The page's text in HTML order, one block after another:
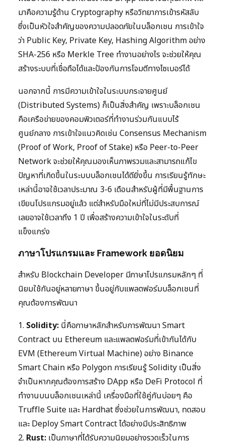
มาคือความรู้ด้าน Cryptography หรือวิทยาการเข้ารหัสลับ
ซึ่งเป็นหัวใจสำคัญของความปลอดภัยในบล็อกเชน การเข้าใจ
ว่า Public Key, Private Key, Hashing Algorithm อย่าง
SHA-256 หรือ Merkle Tree ทำงานอย่างไร จะช่วยให้คุณ
สร้างระบบที่เชื่อถือได้และป้องกันการโจมตีทางไซเบอร์ได้
นอกจากนี้ การมีความเข้าใจในระบบกระจายศูนย์
(Distributed Systems) ก็เป็นสิ่งสำคัญ เพราะบล็อกเชน
คือเครือข่ายของคอมพิวเตอร์ที่ทำงานร่วมกันแบบไร้
ศูนย์กลาง การเข้าใจแนวคิดเช่น Consensus Mechanism
(Proof of Work, Proof of Stake) หรือ Peer-to-Peer
Network จะช่วยให้คุณมองเห็นภาพรวมและสามารถแก้ไข
ปัญหาที่เกิดขึ้นในระบบบล็อกเชนได้ดียิ่งขึ้น การเรียนรู้ทักษะ
เหล่านี้อาจใช้เวลาประมาณ 3-6 เดือนสำหรับผู้ที่มีพื้นฐานการ
เขียนโปรแกรมอยู่แล้ว แต่สำหรับมือใหม่ที่ไม่มีประสบการณ์
เลยอาจใช้เวลาถึง 1 ปี เพื่อสร้างความเข้าใจในระดับที่
แข็งแกร่ง
ภาษาโปรแกรมและ Framework ยอดนิยม
สำหรับ Blockchain Developer มีภาษาโปรแกรมหลักๆ ที่
นิยมใช้กันอยู่หลายภาษา ขึ้นอยู่กับแพลตฟอร์มบล็อกเชนที่
คุณต้องการพัฒนา
1. Solidity: นี่คือภาษาหลักสำหรับการพัฒนา Smart
Contract บน Ethereum และแพลตฟอร์มที่เข้ากันได้กับ
EVM (Ethereum Virtual Machine) อย่าง Binance
Smart Chain หรือ Polygon การเรียนรู้ Solidity เป็นสิ่ง
จำเป็นหากคุณต้องการสร้าง DApp หรือ DeFi Protocol ที่
ทำงานบนบล็อกเชนเหล่านี้ เครื่องมือที่ใช้คู่กันบ่อยๆ คือ
Truffle Suite และ Hardhat ซึ่งช่วยในการพัฒนา, ทดสอบ
และ Deploy Smart Contract ได้อย่างมีประสิทธิภาพ
2. Rust: เป็นภาษาที่ได้รับความนิยมอย่างรวดเร็วในการ